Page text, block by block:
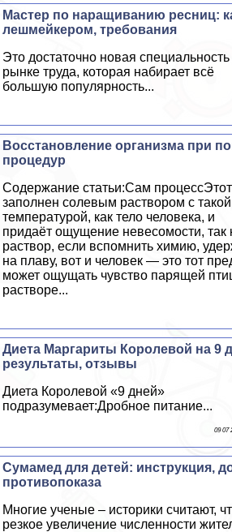
Мастер по наращиванию ресниц:
лешмейкером, требования
Это достаточно новая специальность
рынке труда, которая набирает всё
большую популярность...
Восстановление организма при
процедур
Содержание статьи:Сам
заполнен солевым раствором с
температурой, как тело человека, и
придаёт ощущение невесомости, так
раствор, если вспомнить химию,
на плаву, вот и человек — это тот
может ощущать чувство парящей
растворе...
Диета Маргариты Королевой на 9
результаты, отзывы
Диета Королевой «9 дней»
подразумевает:Дробное питание...
09 07
Cумамед для детей: инструкция,
противопоказа
Многие ученые – историки считают,
резкое увеличение численности